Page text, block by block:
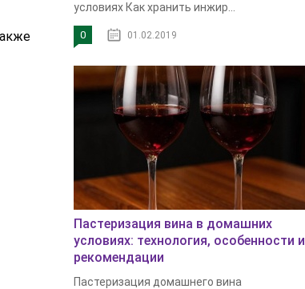
условиях Как хранить инжир...
0 01.02.2019
Пастеризация вина в домашних
условиях: технология, особенности и
рекомендации
Пастеризация домашнего вина